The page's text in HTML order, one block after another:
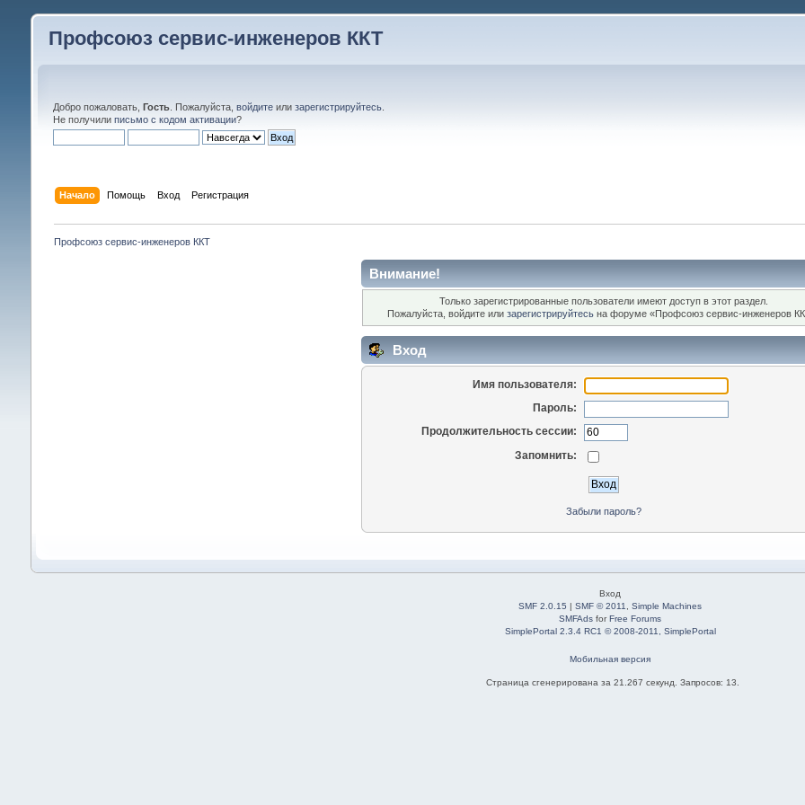
Профсоюз сервис-инженеров ККТ
Добро пожаловать, Гость. Пожалуйста, войдитеили зарегистрируйтесь.
Не получили письмо с кодом активации?
Начало Помощь Вход Регистрация
Профсоюз сервис-инженеров ККТ
Внимание!
Только зарегистрированные пользователи имеют доступ в этот раздел.
Пожалуйста, войдите илизарегистрируйтесь на форуме «Профсоюз сервис-инженеров
Вход
Имя пользователя:
Пароль:
Продолжительность сессии:
Запомнить:
Забыли пароль?
Вход
SMF 2.0.15 |SMF © 2011 ,Simple Machines
SMFAds forFree Forums
SimplePortal 2.3.4 RC1 © 2008-2011, SimplePortal
Мобильная версия
Страница сгенерирована за 21.267 секунд. Запросов: 13.